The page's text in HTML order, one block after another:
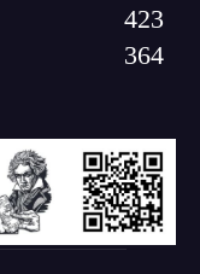
423
364